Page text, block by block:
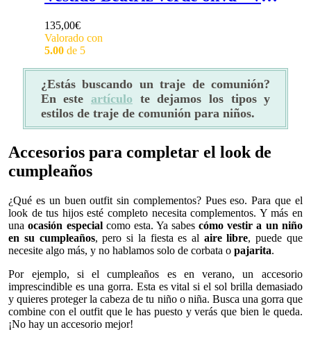
135,00€
Valorado con
5.00 de 5
¿Estás buscando un traje de comunión?
En este artículo te dejamos los tipos y
estilos de traje de comunión para niños.
Accesorios para completar el look de
cumpleaños
¿Qué es un buen outfit sin complementos? Pues eso. Para que el
look de tus hijos esté completo necesita complementos. Y más en
unaocasión especialcomo esta. Ya sabescómo vestir a un niño
en su cumpleaños, pero si la fiesta es al aire libre, puede que
necesite algo más, y no hablamos solo de corbata opajarita.
Por ejemplo, si el cumpleaños es en verano, un accesorio
imprescindible es una gorra. Esta es vital si el sol brilla demasiado
y quieres proteger la cabeza de tu niño o niña. Busca una gorra que
combine con el outfit que le has puesto y verás que bien le queda.
¡No hay un accesorio mejor!